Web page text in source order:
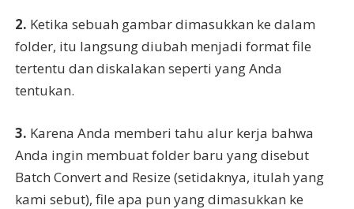
2. Ketika sebuah gambar dimasukkan ke dalam
folder, itu langsung diubah menjadi format file
tertentu dan diskalakan seperti yang Anda
tentukan.
3. Karena Anda memberi tahu alur kerja bahwa
Anda ingin membuat folder baru yang disebut
Batch Convert and Resize (setidaknya, itulah yang
kami sebut), file apa pun yang dimasukkan ke